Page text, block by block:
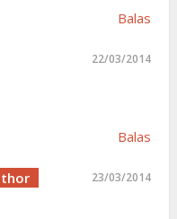
Balas
22/03/2014
Balas
23/03/2014